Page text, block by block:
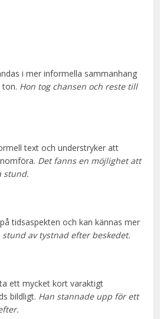
i mer informella sammanhang
Hon tog chansen och reste till
text och understryker att
Det fanns en möjlighet att
stund.
tidsaspekten och kan kännas mer
stund av tystnad efter beskedet.
ett mycket kort varaktigt
bildligt. Han stannade upp för ett